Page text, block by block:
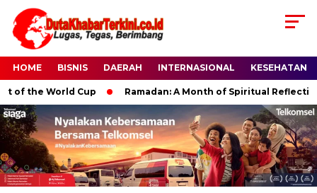
HOME BISNIS DAERAH INTERNASIONAL KESEHATAN
World Cup Ramadan: A Month of Spiritual Reflection,